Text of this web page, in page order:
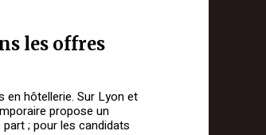
les offres
en hôtellerie. Sur Lyon et
propose un
; pour les candidats